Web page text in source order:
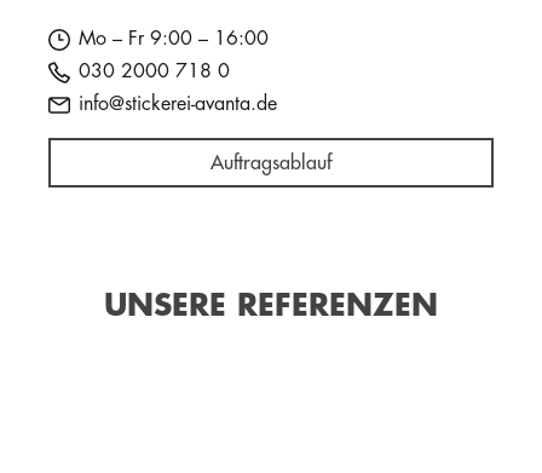
Mo – Fr 9:00 – 16:00
030 2000 718 0
info@stickerei-avanta.de
Auftragsablauf
UNSERE REFERENZEN